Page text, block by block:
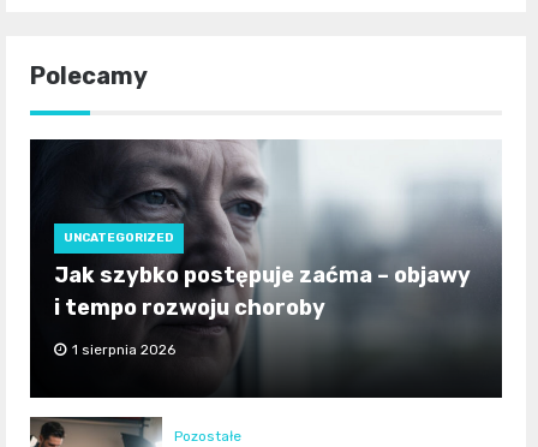
Polecamy
UNCATEGORIZED
Jak szybko postępuje zaćma – objawy
i tempo rozwoju choroby
1 sierpnia 2026
Pozostałe